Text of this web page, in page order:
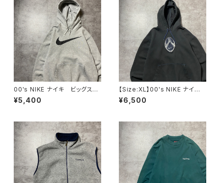
00's NIKE ナイキ ビッグスウ
ォッシュ プリント グレー ス
ウェット パーカー フーディ
¥5,400
【Size:XL】00's NIKE ナイ
キ スウォッシュセンター刺繍×
ワッペン ブラック 黒 スウェ
¥6,500